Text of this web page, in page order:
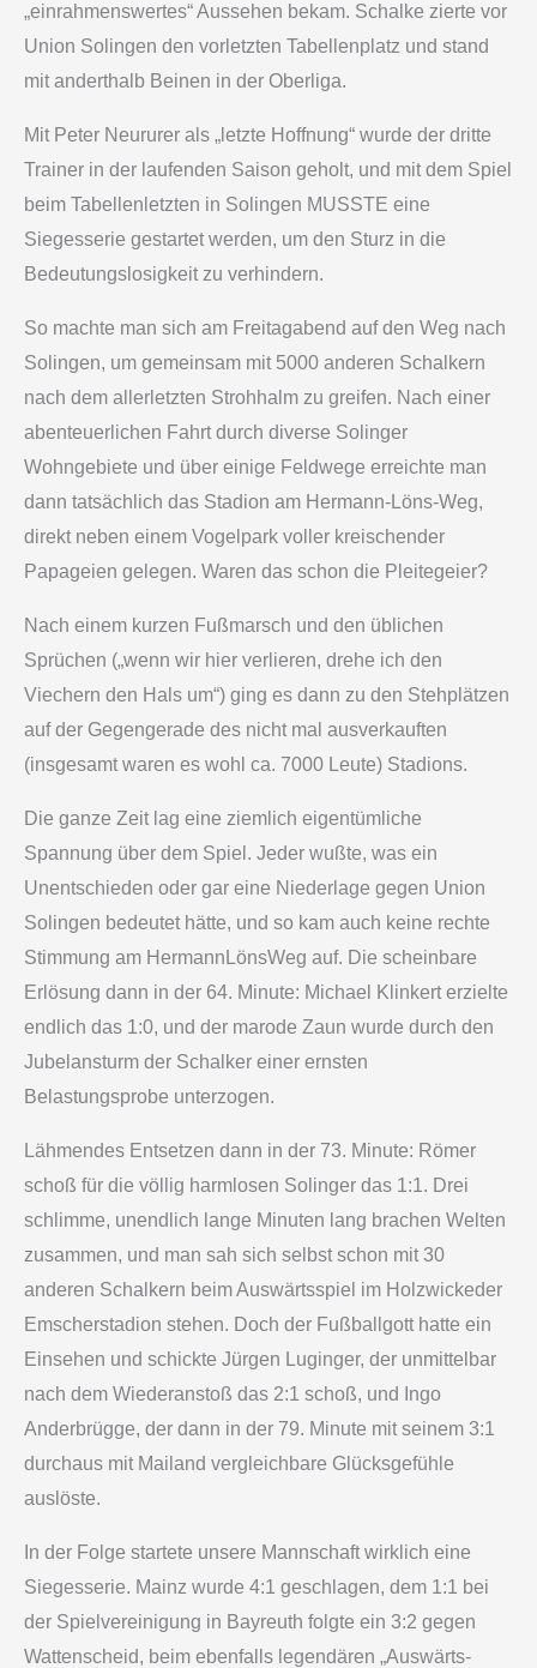
„einrahmenswertes“ Aussehen bekam. Schalke zierte vor
Union Solingen den vorletzten Tabellenplatz und stand
mit anderthalb Beinen in der Oberliga.
Mit Peter Neururer als „letzte Hoffnung“ wurde der dritte
Trainer in der laufenden Saison geholt, und mit dem Spiel
beim Tabellenletzten in Solingen MUSSTE eine
Siegesserie gestartet werden, um den Sturz in die
Bedeutungslosigkeit zu verhindern.
So machte man sich am Freitagabend auf den Weg nach
Solingen, um gemeinsam mit 5000 anderen Schalkern
nach dem allerletzten Strohhalm zu greifen. Nach einer
abenteuerlichen Fahrt durch diverse Solinger
Wohngebiete und über einige Feldwege erreichte man
dann tatsächlich das Stadion am Hermann-Löns-Weg,
direkt neben einem Vogelpark voller kreischender
Papageien gelegen. Waren das schon die Pleitegeier?
Nach einem kurzen Fußmarsch und den üblichen
Sprüchen („wenn wir hier verlieren, drehe ich den
Viechern den Hals um“) ging es dann zu den Stehplätzen
auf der Gegengerade des nicht mal ausverkauften
(insgesamt waren es wohl ca. 7000 Leute) Stadions.
Die ganze Zeit lag eine ziemlich eigentümliche
Spannung über dem Spiel. Jeder wußte, was ein
Unentschieden oder gar eine Niederlage gegen Union
Solingen bedeutet hätte, und so kam auch keine rechte
Stimmung am Hermann­Löns­Weg auf. Die scheinbare
Erlösung dann in der 64. Minute: Michael Klinkert erzielte
endlich das 1:0, und der marode Zaun wurde durch den
Jubelansturm der Schalker einer ernsten
Belastungsprobe unterzogen.
Lähmendes Entsetzen dann in der 73. Minute: Römer
schoß für die völlig harmlosen Solinger das 1:1. Drei
schlimme, unendlich lange Minuten lang brachen Welten
zusammen, und man sah sich selbst schon mit 30
anderen Schalkern beim Auswärtsspiel im Holzwickeder
Emscherstadion stehen. Doch der Fußballgott hatte ein
Einsehen und schickte Jürgen Luginger, der unmittelbar
nach dem Wiederanstoß das 2:1 schoß, und Ingo
Anderbrügge, der dann in der 79. Minute mit seinem 3:1
durchaus mit Mailand vergleichbare Glücksgefühle
auslöste.
In der Folge startete unsere Mannschaft wirklich eine
Siegesserie. Mainz wurde 4:1 geschlagen, dem 1:1 bei
der Spielvereinigung in Bayreuth folgte ein 3:2 gegen
Wattenscheid, beim ebenfalls legendären „Auswärts-